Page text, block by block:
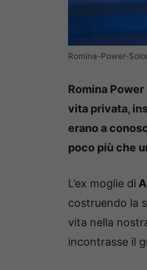
Romina-Power-
Romina
vita privata,
erano a
poco più che
L’ex moglie di
costruendo la
vita nella
incontrasse il